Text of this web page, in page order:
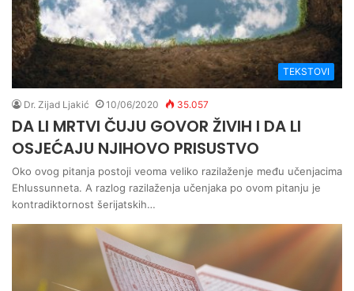
TEKSTOVI
Dr. Zijad Ljakić 10/06/2020 35.057
DA LI MRTVI ČUJU GOVOR ŽIVIH I DA LI
OSJEĆAJU NJIHOVO PRISUSTVO
Oko ovog pitanja postoji veoma veliko razilaženje među učenjacima
Ehlussunneta. A razlog razilaženja učenjaka po ovom pitanju je
kontradiktornost šerijatskih…